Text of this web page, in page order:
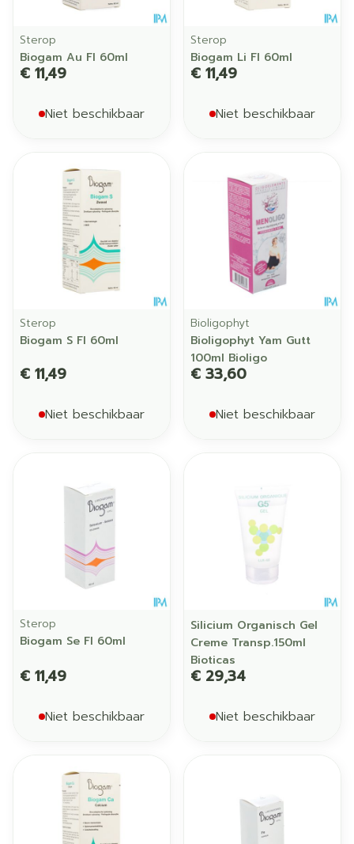
Sterop
Biogam Au Fl 60ml
€ 11,49
Niet beschikbaar
Sterop
Biogam Li Fl 60ml
€ 11,49
Niet beschikbaar
Sterop
Biogam S Fl 60ml
€ 11,49
Niet beschikbaar
Bioligophyt
Bioligophyt Yam Gutt
100ml Bioligo
€ 33,60
Niet beschikbaar
Sterop
Biogam Se Fl 60ml
€ 11,49
Niet beschikbaar
Silicium Organisch Gel
Creme Transp.150ml
Bioticas
€ 29,34
Niet beschikbaar